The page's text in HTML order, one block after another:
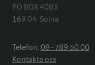
PO BOX 4083
169 04  Solna
Telefon:08−789 50 00
Kontakta oss